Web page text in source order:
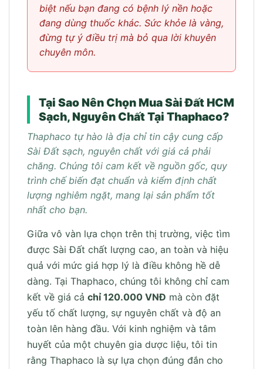
biệt nếu bạn đang có bệnh lý nền hoặc
đang dùng thuốc khác. Sức khỏe là vàng,
đừng tự ý điều trị mà bỏ qua lời khuyên
chuyên môn.
Tại Sao Nên Chọn Mua Sài Đất HCM
Sạch, Nguyên Chất Tại Thaphaco?
Thaphaco tự hào là địa chỉ tin cậy cung cấp
Sài Đất sạch, nguyên chất với giá cả phải
chăng. Chúng tôi cam kết về nguồn gốc, quy
trình chế biến đạt chuẩn và kiểm định chất
lượng nghiêm ngặt, mang lại sản phẩm tốt
nhất cho bạn.
Giữa vô vàn lựa chọn trên thị trường, việc tìm
được Sài Đất chất lượng cao, an toàn và hiệu
quả với mức giá hợp lý là điều không hề dễ
dàng. Tại Thaphaco, chúng tôi không chỉ cam
kết về giá cả chỉ 120.000 VNĐ mà còn đặt
yếu tố chất lượng, sự nguyên chất và độ an
toàn lên hàng đầu. Với kinh nghiệm và tâm
huyết của một chuyên gia dược liệu, tôi tin
rằng Thaphaco là sự lựa chọn đúng đắn cho